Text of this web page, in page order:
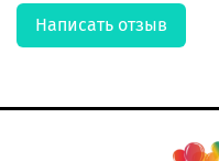
Написать отзыв